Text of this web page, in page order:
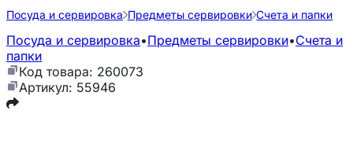
Посуда и сервировка Предметы сервировки Счета и папки
Посуда и сервировка•Предметы сервировки•Счета и
папки
Код товара: 260073
Артикул: 55946